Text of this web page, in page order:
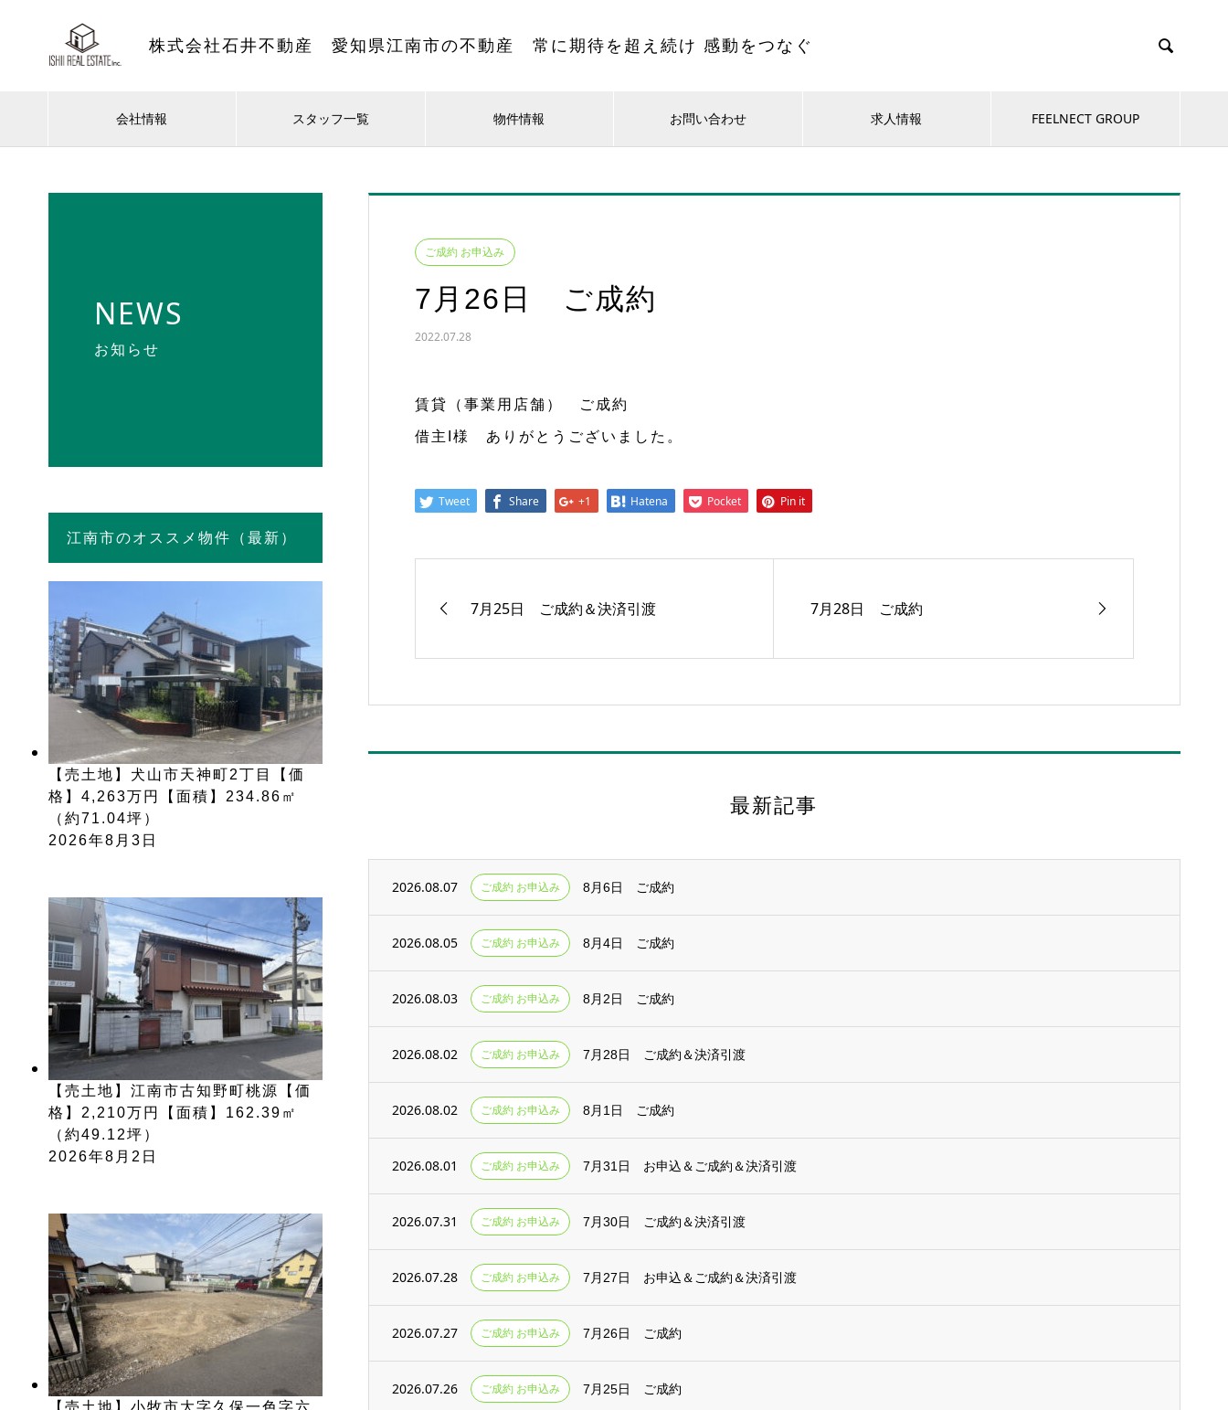
株式会社石井不動産 愛知県江南市の不動産 常に期待を超え続け 感動をつなぐ 
会社情報 スタッフ一覧 物件情報 お問い合わせ 求人情報 FEELNECT GROUP
NEWS
お知らせ
ご成約 お申込み
7月26日 ご成約
2022.07.28
賃貸（事業用店舗） ご成約
借主I様 ありがとうございました。
Tweet Share +1 Hatena Pocket Pin it
7月25日 ご成約＆決済引渡 7月28日 ご成約
最新記事
2026.08.07 ご成約 お申込み 8月6日 ご成約
2026.08.05 ご成約 お申込み 8月4日 ご成約
2026.08.03 ご成約 お申込み 8月2日 ご成約
2026.08.02 ご成約 お申込み 7月28日 ご成約＆決済引渡
2026.08.02 ご成約 お申込み 8月1日 ご成約
2026.08.01 ご成約 お申込み 7月31日 お申込＆ご成約＆決済引渡
2026.07.31 ご成約 お申込み 7月30日 ご成約＆決済引渡
2026.07.28 ご成約 お申込み 7月27日 お申込＆ご成約＆決済引渡
2026.07.27 ご成約 お申込み 7月26日 ご成約
2026.07.26 ご成約 お申込み 7月25日 ご成約
江南市のオススメ物件（最新）
【売土地】犬山市天神町2丁目【価
格】4,263万円【面積】234.86㎡
（約71.04坪）
2026年8月3日
【売土地】江南市古知野町桃源【価
格】2,210万円【面積】162.39㎡
（約49.12坪）
2026年8月2日
【売土地】小牧市大字久保一色字六